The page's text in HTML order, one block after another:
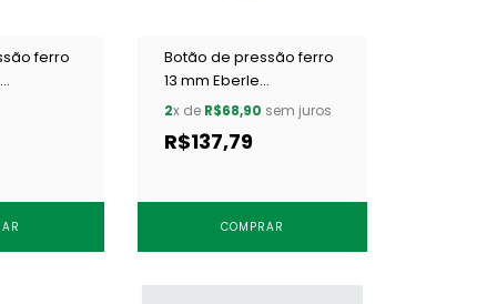
ferro
Botão de pressão ferro
13 mm Eberle
BT7.130.80.6.F NIQ c/ 200
2x de R$68,90 sem juros
R$137,79
COMPRAR